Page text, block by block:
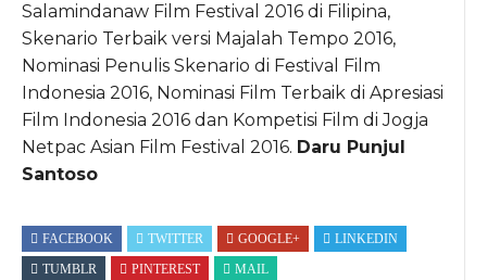
Salamindanaw Film Festival 2016 di Filipina,
Skenario Terbaik versi Majalah Tempo 2016,
Nominasi Penulis Skenario di Festival Film
Indonesia 2016, Nominasi Film Terbaik di Apresiasi
Film Indonesia 2016 dan Kompetisi Film di Jogja
Netpac Asian Film Festival 2016. Daru Punjul
Santoso
FACEBOOK TWITTER GOOGLE+
LINKEDIN
TUMBLR
PINTEREST MAIL